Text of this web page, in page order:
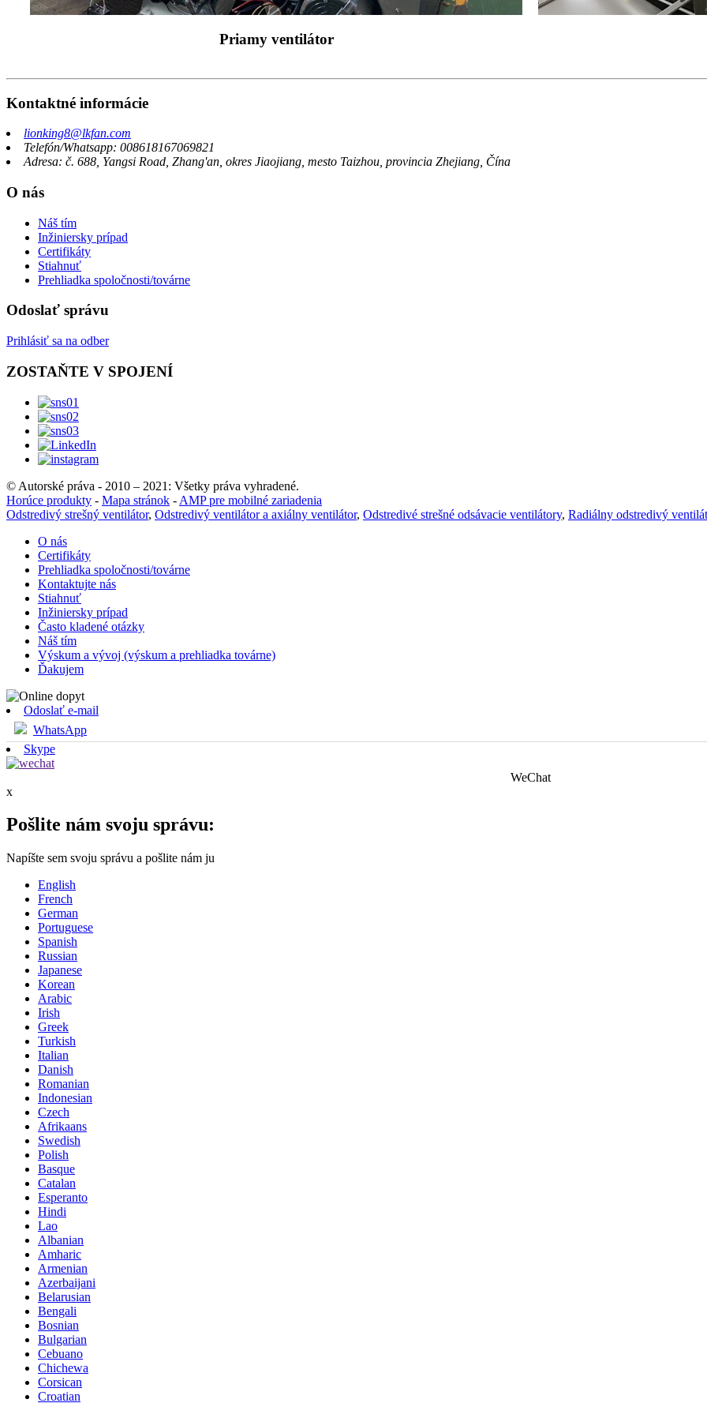
Priamy ventilátor
Kontaktné informácie
lionking8@lkfan.com
Telefón/Whatsapp: 008618167069821
Adresa: č. 688, Yangsi Road, Zhang'an, okres Jiaojiang, mesto Taizhou, provincia Zhejiang, Čína
O nás
Náš tím
Inžiniersky prípad
Certifikáty
Stiahnuť
Prehliadka spoločnosti/továrne
Odoslať správu
Prihlásiť sa na odber
ZOSTAŇTE V SPOJENÍ
© Autorské práva - 2010 – 2021: Všetky práva vyhradené.
Horúce produkty - Mapa stránok - AMP pre mobilné zariadenia
Odstredivý strešný ventilátor, Odstredivý ventilátor a axiálny ventilátor, Odstredivé strešné odsávacie ventilátory, Radiálny odstredivý
O nás
Certifikáty
Prehliadka spoločnosti/továrne
Kontaktujte nás
Stiahnuť
Inžiniersky prípad
Často kladené otázky
Náš tím
Výskum a vývoj (výskum a prehliadka továrne)
Ďakujem
Odoslať e-mail
WhatsApp
Skype
WeChat
x
Pošlite nám svoju správu:
Napíšte sem svoju správu a pošlite nám ju
English
French
German
Portuguese
Spanish
Russian
Japanese
Korean
Arabic
Irish
Greek
Turkish
Italian
Danish
Romanian
Indonesian
Czech
Afrikaans
Swedish
Polish
Basque
Catalan
Esperanto
Hindi
Lao
Albanian
Amharic
Armenian
Azerbaijani
Belarusian
Bengali
Bosnian
Bulgarian
Cebuano
Chichewa
Corsican
Croatian